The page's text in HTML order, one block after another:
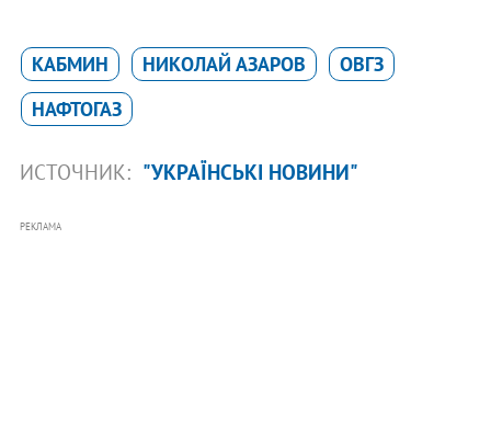
КАБМИН НИКОЛАЙ АЗАРОВ
ОВГЗ
НАФТОГАЗ
ИСТОЧНИК: "УКРАЇНСЬКІ НОВИНИ"
РЕКЛАМА